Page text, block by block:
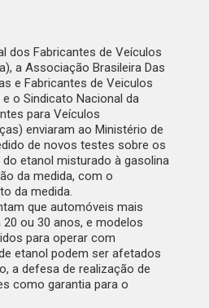
dos Fabricantes de Veículos
a Associação Brasileira Das
e Fabricantes de Veiculos
o Sindicato Nacional da
para Veículos
enviaram ao Ministério de
de novos testes sobre os
etanol misturado à gasolina
da medida, com o
da medida.
que automóveis mais
ou 30 anos, e modelos
para operar com
etanol podem ser afetados
a defesa de realização de
como garantia para o